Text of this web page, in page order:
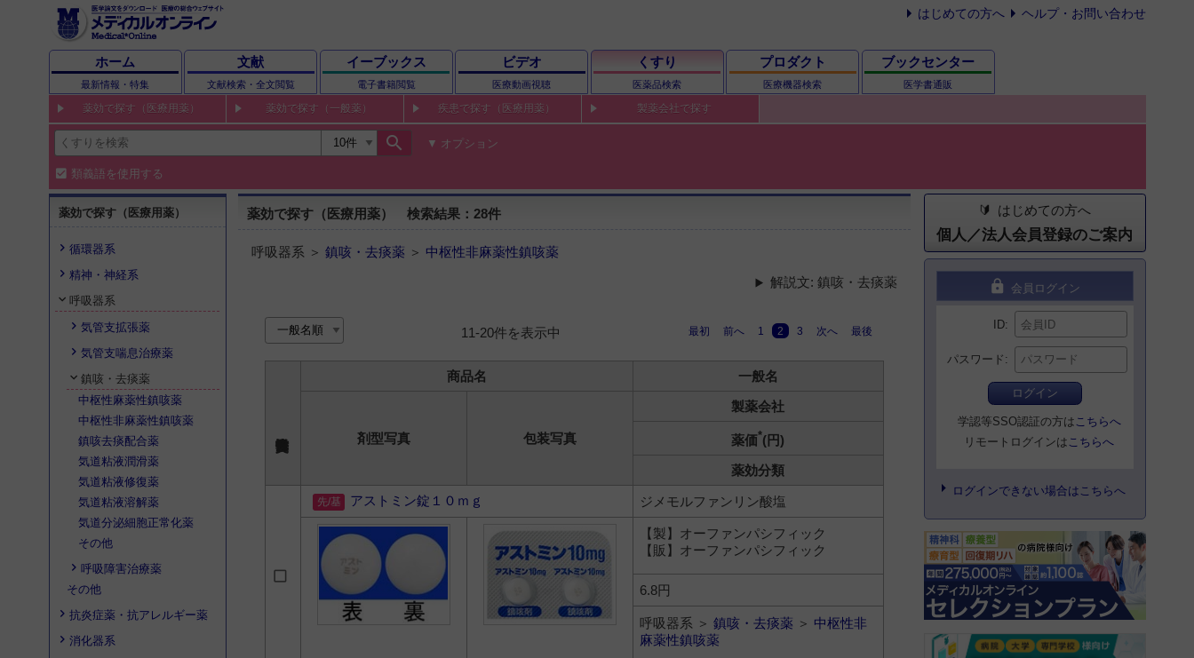
はじめての方へ ヘルプ・お問い合わせ
ホーム
最新情報・特集
文献
文献検索・全文閲覧
イーブックス
電子書籍閲覧
ビデオ
医療動画視聴
くすり
医薬品検索
プロダクト
医療機器検索
ブックセンター
医学書通販
薬効で探す（医療用薬） 薬効で探す（一般薬） 疾患で探す（医療用薬） 製薬会社で探す
search オプション
類義語を使用する
薬効で探す（医療用薬）
循環器系
精神・神経系
呼吸器系
気管支拡張薬
気管支喘息治療薬
鎮咳・去痰薬
中枢性麻薬性鎮咳薬
中枢性非麻薬性鎮咳薬
鎮咳去痰配合薬
気道粘液潤滑薬
気道粘液修復薬
気道粘液溶解薬
気道分泌細胞正常化薬
その他
呼吸障害治療薬
その他
抗炎症薬・抗アレルギー薬
消化器系
薬効で探す（医療用薬） 検索結果：28件
呼吸器系 ＞ 鎮咳・去痰薬 ＞ 中枢性非麻薬性鎮咳薬
解説文: 鎮咳・去痰薬
11-20件を表示中 最初 前へ 1 2 3 次へ 最後
商品名 一般名
剤型写真 包装写真
製薬会社
薬価*(円)
薬効分類
アストミン錠１０ｍｇ
ジメモルファンリン酸塩
【製】オーファンパシフィック
【販】オーファンパシフィック
6.8円
呼吸器系 ＞ 鎮咳・去痰薬 ＞ 中枢性非
麻薬性鎮咳薬
はじめての方へ
個人／法人会員登録のご案内
lock 会員ログイン
ID
パスワード
ログイン
学認等SSO認証の方は こちらへ
リモートログインは こちらへ
ログインできない場合はこちらへ